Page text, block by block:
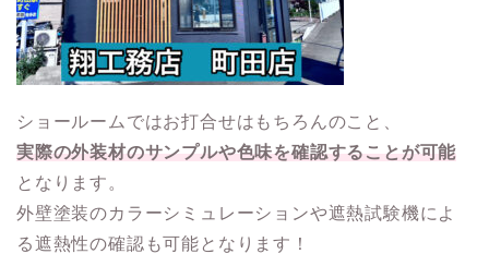
ショールームではお打合せはもちろんのこと、
実際の外装材のサンプルや色味を確認することが可能
となります。
外壁塗装のカラーシミュレーションや遮熱試験機によ
る遮熱性の確認も可能となります！